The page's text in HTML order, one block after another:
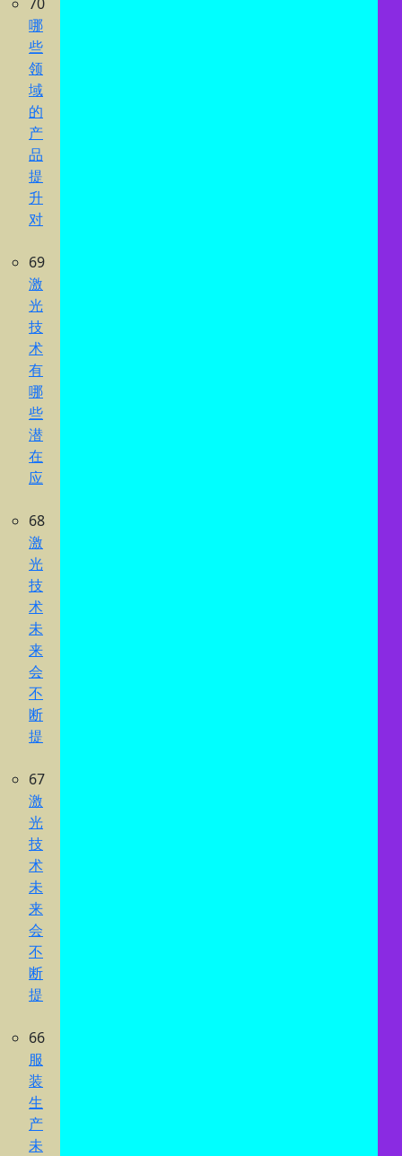
哪
些
领
域
的
产
品
提
升
对
69
激
光
技
术
有
哪
些
潜
在
应
68
激
光
技
术
未
来
会
不
断
提
67
激
光
技
术
未
来
会
不
断
提
66
服
装
生
产
未